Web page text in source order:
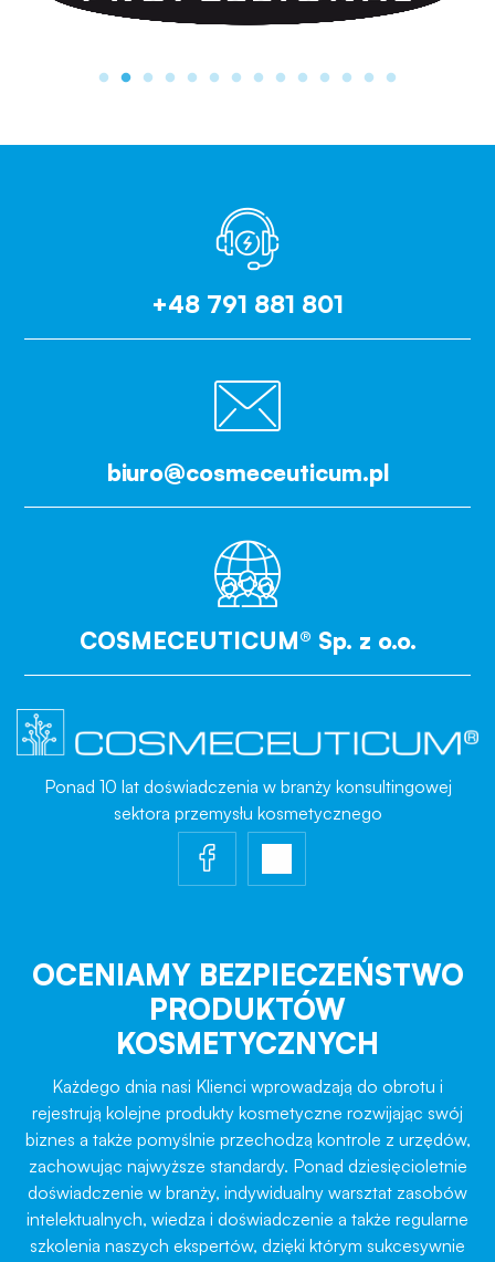
+48 791 881 801
biuro@cosmeceuticum.pl
COSMECEUTICUM® Sp. z o.o.
Ponad 10 lat doświadczenia w branży konsultingowej
sektora przemysłu kosmetycznego
OCENIAMY BEZPIECZEŃSTWO
PRODUKTÓW
KOSMETYCZNYCH
Każdego dnia nasi Klienci wprowadzają do obrotu i
rejestrują kolejne produkty kosmetyczne rozwijając swój
biznes a także pomyślnie przechodzą kontrole z urzędów,
zachowując najwyższe standardy. Ponad dziesięcioletnie
doświadczenie w branży, indywidualny warsztat zasobów
intelektualnych, wiedza i doświadczenie a także regularne
szkolenia naszych ekspertów, dzięki którym sukcesywnie